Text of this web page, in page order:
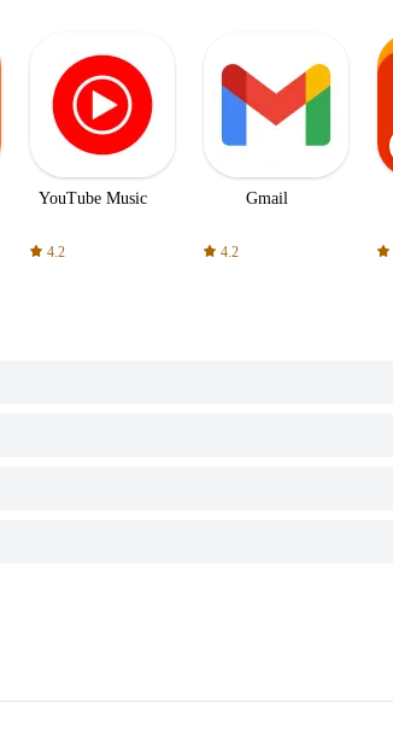
YouTube Music
4.2
Gmail
4.2